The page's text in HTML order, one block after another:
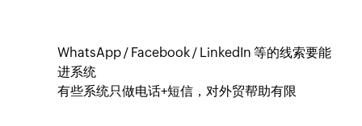
WhatsApp / Facebook / LinkedIn 等的线索要能
进系统
有些系统只做电话+短信，对外贸帮助有限